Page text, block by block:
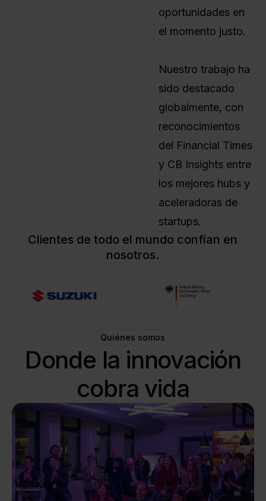
oportunidades en
el momento justo.
Nuestro trabajo ha
sido destacado
globalmente, con
reconocimientos
del Financial Times
y CB Insights entre
los mejores hubs y
aceleradoras de
startups.
Clientes de todo el mundo confían en
nosotros.
Quiénes somos
Donde la innovación
cobra vida